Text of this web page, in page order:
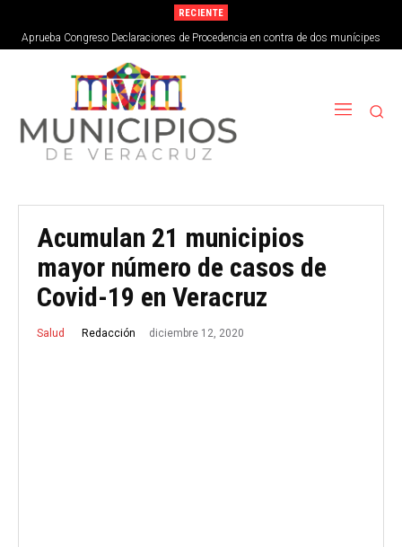
RECIENTE
Aprueba Congreso Declaraciones de Procedencia en contra de dos munícipes
Acumulan 21 municipios
mayor número de casos de
Covid-19 en Veracruz
Salud Redacción diciembre 12, 2020